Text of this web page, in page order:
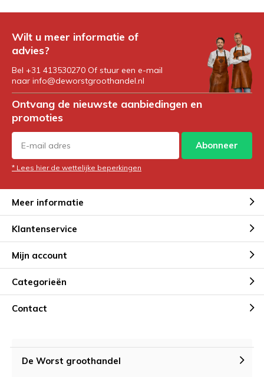
Wilt u meer informatie of
advies?
Bel +31 413530270 Of stuur een e-mail
naar info@deworstgroothandel.nl
Ontvang de nieuwste aanbiedingen en
promoties
Abonneer
* Lees hier de wettelijke beperkingen
Meer informatie
Klantenservice
Mijn account
Categorieën
Contact
De Worst groothandel